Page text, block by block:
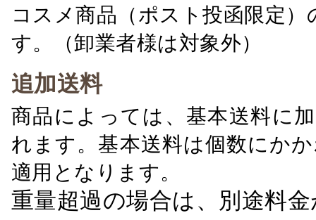
コスメ商品（ポスト投函限定
す。（卸業者様は対象外）
追加送料
商品によっては、基本送料に
れます。基本送料は個数にか
適用となります。
重量超過の場合は、別途料